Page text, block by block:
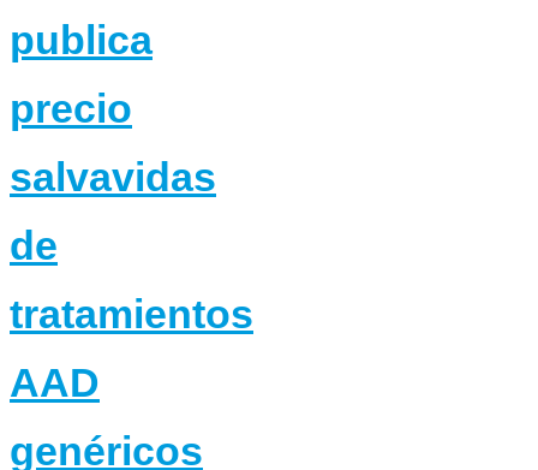
publica
precio
salvavidas
de
tratamientos
AAD
genéricos